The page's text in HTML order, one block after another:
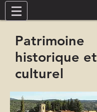
Patrimoine
historique et
culturel